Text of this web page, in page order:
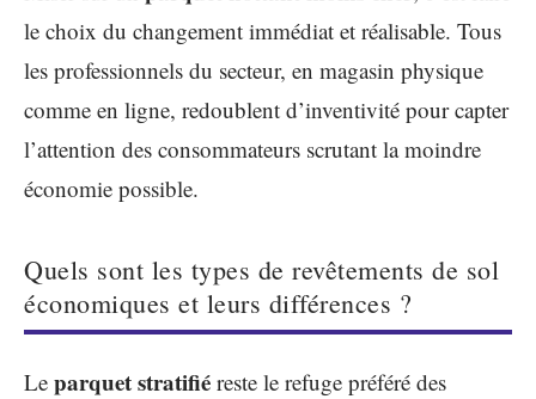
le choix du changement immédiat et réalisable. Tous
les professionnels du secteur, en magasin physique
comme en ligne, redoublent d’inventivité pour capter
l’attention des consommateurs scrutant la moindre
économie possible.
Quels sont les types de revêtements de sol
économiques et leurs différences ?
Le parquet stratifié reste le refuge préféré des